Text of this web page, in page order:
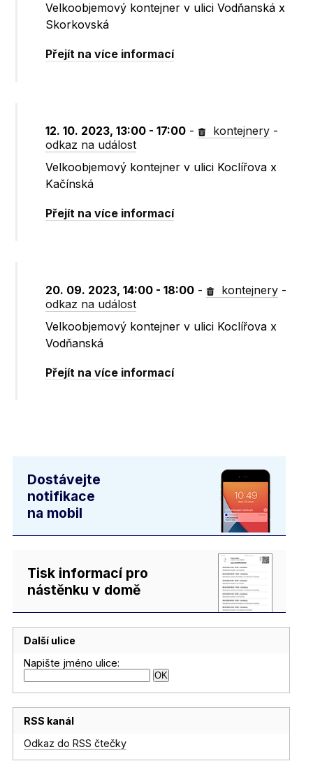
Velkoobjemový kontejner v ulici Vodňanská x
Skorkovská
Přejít na více informací
12. 10. 2023, 13:00 - 17:00 - kontejnery -
odkaz na událost
Velkoobjemový kontejner v ulici Koclířova x
Kačínská
Přejít na více informací
20. 09. 2023, 14:00 - 18:00 - kontejnery -
odkaz na událost
Velkoobjemový kontejner v ulici Koclířova x
Vodňanská
Přejít na více informací
Dostávejte
notifikace
na mobil
Tisk informací pro
nástěnku v domě
Další ulice
Napište jméno ulice:
RSS kanál
Odkaz do RSS čtečky